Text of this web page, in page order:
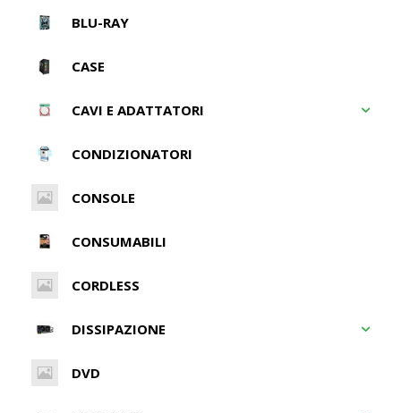
BLU-RAY
CASE
CAVI E ADATTATORI
CONDIZIONATORI
CONSOLE
CONSUMABILI
CORDLESS
DISSIPAZIONE
DVD